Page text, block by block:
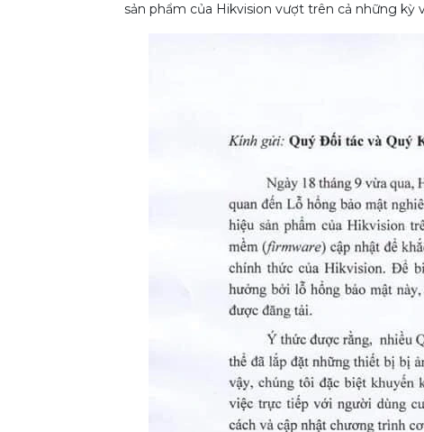
sản phẩm của Hikvision vượt trên cả những kỳ